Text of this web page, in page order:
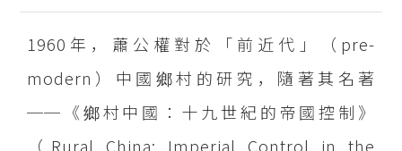
1960年，蕭公權對於「前近代」（pre-
modern）中國鄉村的研究，隨著其名著
──《鄉村中國：十九世紀的帝國控制》
（Rural China: Imperial Control in the